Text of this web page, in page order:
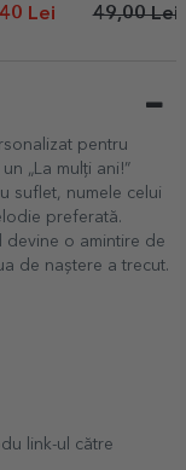
Lei
only
49,00 Lei
pentru
„La mulți ani!”
suflet, numele celui
preferată.
devine o amintire de
de naștere a trecut.
link-ul către